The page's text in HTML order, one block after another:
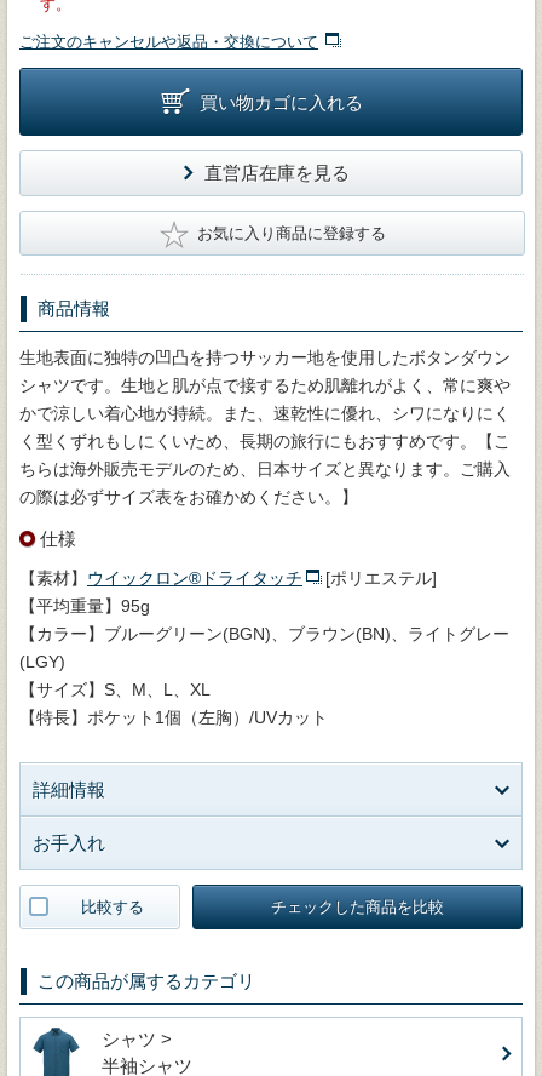
す。
ご注文のキャンセルや返品・交換について
買い物カゴに入れる
直営店在庫を見る
★ お気に入り商品に登録する
商品情報
生地表面に独特の凹凸を持つサッカー地を使用したボタンダウン
シャツです。生地と肌が点で接するため肌離れがよく、常に爽や
かで涼しい着心地が持続。また、速乾性に優れ、シワになりにく
く型くずれもしにくいため、長期の旅行にもおすすめです。【こ
ちらは海外販売モデルのため、日本サイズと異なります。ご購入
の際は必ずサイズ表をお確かめください。】
仕様
【素材】 ウイックロン®ドライタッチ
[ポリエステル]
【平均重量】95g
【カラー】ブルーグリーン(BGN)、ブラウン(BN)、ライトグレー
(LGY)
【サイズ】S、M、L、XL
【特長】ポケット1個（左胸）/UVカット
詳細情報
お手入れ
比較する チェックした商品を比較
この商品が属するカテゴリ
シャツ >
半袖シャツ